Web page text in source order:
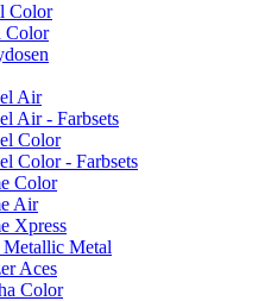
Color
Color
Air
Air - Farbsets
Color
Color - Farbsets
Color
Air
Xpress
Metal
Aces
Color